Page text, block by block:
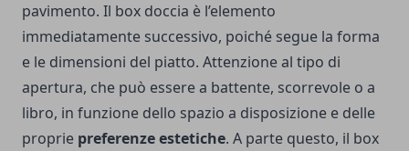
pavimento. Il box doccia è l’elemento
immediatamente successivo, poiché segue la forma
e le dimensioni del piatto. Attenzione al tipo di
apertura, che può essere a battente, scorrevole o a
libro, in funzione dello spazio a disposizione e delle
proprie preferenze estetiche. A parte questo, il box